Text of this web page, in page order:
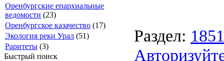
Оренбургские епархиальные
ведомости (23)
Оренбургское казачество (17)
Экология реки Урал (51)
Раритеты (3)
Быстрый поиск
Раздел: 1851